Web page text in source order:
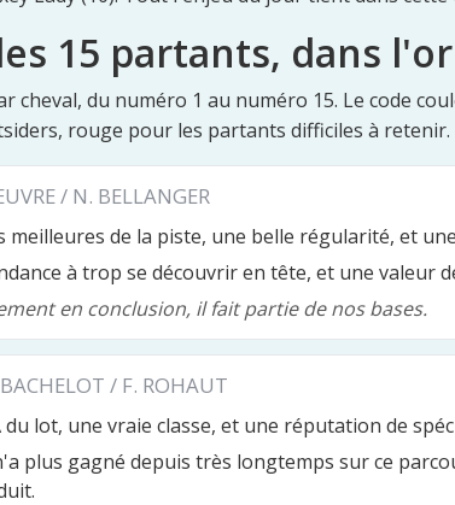
15 partants, dans
cheval, du numéro 1 au numéro 15. Le code
rouge pour les partants difficiles à retenir.
/ N. BELLANGER
meilleures de la piste, une belle régularité, et
à trop se découvrir en tête, et une valeur
en conclusion, il fait partie de nos bases.
/ F. ROHAUT
du lot, une vraie classe, et une réputation de
plus gagné depuis très longtemps sur ce